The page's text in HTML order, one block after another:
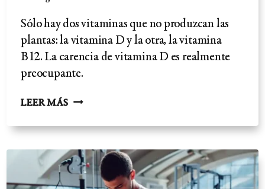
Sólo hay dos vitaminas que no produzcan las
plantas: la vitamina D y la otra, la vitamina
B12. La carencia de vitamina D es realmente
preocupante.
LEER MÁSLA
DE
D
-
FACTORES